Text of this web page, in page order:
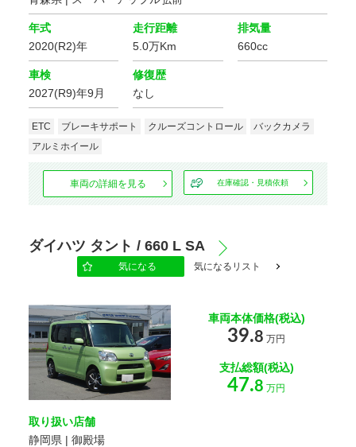
年式
2020(R2)年
走行距離
5.0万Km
排気量
660cc
車検
2027(R9)年9月
修復歴
なし
ETC ブレーキサポート クルーズコントロール
バックカメラ
アルミホイール
車両の詳細を見る 在庫確認・見積依頼
ダイハツ タント / 660 L SA
気になる 気になるリスト
車両本体価格(税込)
39.8 万円
支払総額(税込)
47.8 万円
取り扱い店舗
静岡県 | 御殿場